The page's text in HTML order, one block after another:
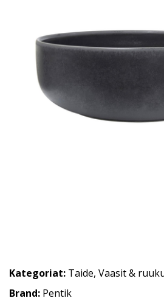
Kategoriat: Taide, Vaasit &
Brand: Pentik